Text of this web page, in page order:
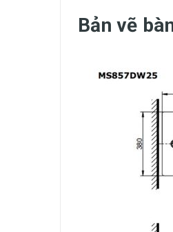
Bản vẽ